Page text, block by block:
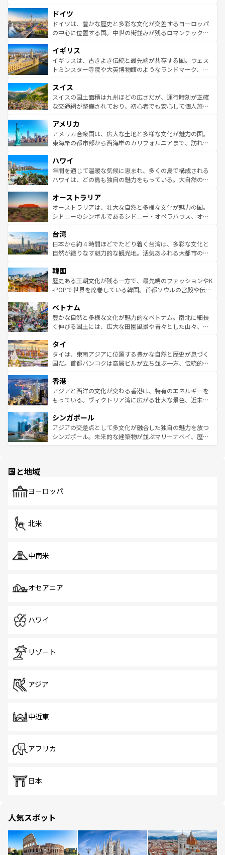
せる。地方によって風土や気候が異なるスペインはその個
性で訪れる人を魅了する。 なお、新着のスペイン情報は コ
ンテンツ一覧を参照してほしい。
で、幅広い魅力が詰まっている。華麗な宮殿、歴史的な大
聖堂、美しいビーチ、そして豊かな自然が、訪れる者を心
から魅了する。また、フランスは美食の国としても知ら
いる。シャンパンの発祥地であるランス、プロヴァンスの
香り高いラベンダー畑など、多彩な楽しみ方が可能だ。さ
らに、パリ以外の地域にも魅力が溢れており、どの街角に
れる地方に足を運ぶとそれぞれで全く異なる文化を体験で
きるだろう。 なお、新着のフランス情報はコンテンツ一覧
を参照してほしい。
ドイツ
ドイツは、豊かな歴史と多彩な文化が交差するヨーロッパ
の中心に位置する国。中世の街並みが残るロマンチック街
顔を持つこの国は、どこを歩いても飽きることがない。ベ
ルリンの文化的活気、バイエルン州のアルプスの絶景、そ
してライン川沿いのワイン畑といった風景は必見。ビール
は、お酒好きな人にはぜひ体験してほしい。 なお、新着の
ドイツ情報はコンテンツ一覧を参照してほしい。
イギリス
イギリスは、古きよき伝統と最先端が共存する国。ウェス
トミンスター寺院や大英博物館のようなランドマーク、歴
リアごとに異なる魅力がある。また、優雅なアフタヌーン
ティー、ビール好きにはたまらない英国パブ、サッカー観
戦など、本場だからこそできる体験も豊富。イギリスを旅
ンツ一覧を参照してほしい。
スイス
スイスの国土面積は九州ほどの広さだが、運行時刻が正確
な交通網が整備されており、初心者でも安心して個人旅行
の建物がそのまま残る町や、スイスならではのユニークな
博物館もあり、アルプス観光だけでなく町歩きも満喫する
ことができる。国民の所得が高いため物価も高いが、旅行
ば市内交通費無料で観光を楽しむこともできる。 なお、新
着のスイス情報はコンテンツ一覧 を参照してほしい。
アメリカ
アメリカ合衆国は、広大な土地と多様な文化が魅力の国。
東海岸の都市部から西海岸のカリフォルニアまで、訪れる
のような巨大都市は、観光、ショッピング、エンターテイ
ンメントが詰まった刺激的なスポットだ。一方、アメリカ
西部には大自然が広がり、グランドキャニオンやイエロー
部のニューオーリンズでは、音楽と美食が融合した独特の
文化が魅力。旅行者はアメリカの各地域で異なる魅力を楽
しみながら、その多様性と豊かな歴史を感じることができ
ならではの贅沢な旅のスタイルだ。 なお、新着のアメリカ
情報はコンテンツ一覧を参照してほしい。
ハワイ
年間を通じて温暖な気候に恵まれ、多くの島で構成される
ハワイは、どの島も独自の魅力をもっている。大自然の神
ワイ島は見逃せない。また、定番の観光地といえばオアフ
島だが、静かな自然を求めるならマウイ島やカウアイ島が
おすすめ。エメラルドグリーンに輝く海をはじめ、豊かな
れるおもてなしの心で訪れる人々を迎えてくれるハワイの
人々、おいしいローカルフードやハワイアンミュージッ
ク、伝統的なフラダンスなど、すべてがハワイの魅力を彩
ワイを、存分に味わってほしい。 なお、新着のハワイ情報
はコンテンツ一覧を参照してほしい。
オーストラリア
オーストラリアは、壮大な自然と多様な文化が魅力の国。
シドニーのシンボルであるシドニー・オペラハウス、オー
リアリーフや大陸中央部にそびえるウルル（エアーズロッ
ク）、タスマニアの美しい原生林やケアンズの熱帯雨林な
ど、見どころがたくさん。また、カフェやワイン、オージ
いる。アクティビティも充実しており、サーフィンやダイ
ビング、ハイキングなど、アウトドア好きにはたまらな
い。オーストラリアの多彩な魅力を存分に味わいつくそ
参照してほしい。
台湾
日本から約４時間ほどでたどり着く台湾は、多彩な文化と
自然が織りなす魅力的な観光地。活気あふれる大都市の台
ン）、静ひつな山岳地帯である台湾東部など、都市の喧騒
と山間の静けさが共存しており、訪れる人に新しい発見と
驚きをもたらしてくれる。また、奥深い台湾の食文化も魅
容にもいいと評判のスイーツなど、バラエティ豊かな料理
が味わえる。 なお、新着の台湾情報は コンテンツ一覧を参
照してほしい。
韓国
歴史ある王朝文化が残る一方で、最先端のファッションやK
-POPで世界を席巻している韓国。首都ソウルの宮殿や伝統
き、地方に足を延ばせば四季折々の自然美を楽しむことが
できる。そして、キムチや焼肉、絶品のストリートフード
まで、さまざまな韓国料理が待っている。夜には、韓国な
リティに包まれながら、韓国の多彩な魅力を心ゆくまで味
わってみてほしい。 なお、新着の韓国情報はコンテンツ一
覧を参照してほしい。
ベトナム
豊かな自然と多様な文化が魅力的なベトナム。南北に細長
く伸びる国土には、広大な田園風景や青々とした山々、世
急速な発展と共に伝統が息づく。ハノイの古い町並みやホ
ーチミン市のフランス統治時代の建物も、独特の雰囲気を
醸し出している。また、バラエティの豊かさとおいしさで
とつ。フォーやバインミー、ベトナムコーヒーなどは、ぜ
ひ現地で味わいたい。どの地域を訪れてもあたたかい人々
が旅行者を迎えてくれるので、きっと忘れられない旅にな
参照してほしい。
タイ
タイは、東南アジアに位置する豊かな自然と歴史が息づく
国だ。首都バンコクは高層ビルが立ち並ぶ一方、伝統的な
の活気が交差している。北部ではチェンマイなどの山岳地
帯で自然と触れ合い、南部ではプーケットやクラビの美し
いビーチでリゾート気分を楽しむことができる。タイ料理
激する。気候は一年中温暖で、どの季節にも異なる楽しみ
が待っている。親しみやすいタイの人々、仏教を中心とし
た文化、そして多様な観光資源が、訪れる旅人を魅了し続
香港
アジアと西洋の文化が交わる香港は、特有のエネルギーを
もっている。ヴィクトリア湾に広がる壮大な景色、近未来
み、どこを訪れても感動するはず。観光スポットが密集し
ており、効率よく見どころを回れるのも魅力。息をのむよ
うな絶景から文化的な体験まで、香港を存分に楽しみ尽く
シンガポール
アジアの交差点として多文化が融合した独自の魅力を放つ
シンガポール。未来的な建築物が並ぶマリーナベイ、歴史
で、ホーカーズは地元の風情を楽しめる外せないスポット
国と地域
ヨーロッパ
北米
中南米
オセアニア
ハワイ
リゾート
アジア
中近東
アフリカ
日本
人気スポット